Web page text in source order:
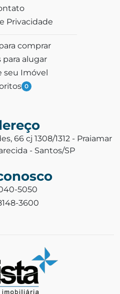
Privacidade
comprar
para alugar
seu Imóvel
0
66 cj 1308/1312 - Praiamar
- Santos/SP
5050
3600